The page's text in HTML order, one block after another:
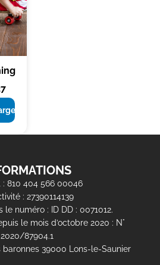
: 810 404 566 00046
: 27390114139
le numéro : ID DD : 0071012.
le mois d’octobre 2020 : N°
2020/87904.1
baronnes 39000 Lons-le-Saunier